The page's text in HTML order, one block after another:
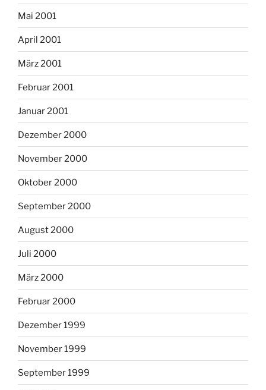
Mai 2001
April 2001
März 2001
Februar 2001
Januar 2001
Dezember 2000
November 2000
Oktober 2000
September 2000
August 2000
Juli 2000
März 2000
Februar 2000
Dezember 1999
November 1999
September 1999